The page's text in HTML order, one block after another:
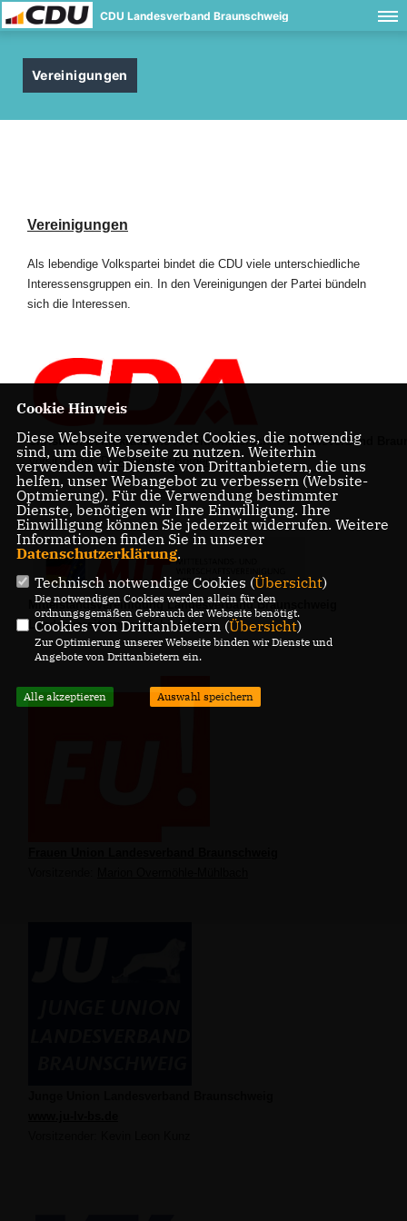
CDU Landesverband Braunschweig
Vereinigungen
Vereinigungen
Als lebendige Volkspartei bindet die CDU viele unterschiedliche
Interessensgruppen ein. In den Vereinigungen der Partei bündeln
sich die Interessen.
Christlich Demokratische Arbeitnehmerschaft Landesverband
Vorsitzender:Dr. Alexander Börger
Mittelstandsvereinigung Landesverband Braunschweig
Landesvorsitzender: Tobias Bopp
Cookie Hinweis
Diese Webseite verwendet Cookies, die notwendig
sind, um die Webseite zu nutzen. Weiterhin
verwenden wir Dienste von Drittanbietern, die uns
helfen, unser Webangebot zu verbessern (Website-
Optmierung). Für die Verwendung bestimmter
Dienste, benötigen wir Ihre Einwilligung. Ihre
Einwilligung können Sie jederzeit widerrufen. Weitere
Informationen finden Sie in unserer
Datenschutzerklärung.
Technisch notwendige Cookies (Übersicht)
Die notwendigen Cookies werden allein für den
ordnungsgemäßen Gebrauch der Webseite benötigt.
Cookies von Drittanbietern (Übersicht)
Zur Optimierung unserer Webseite binden wir Dienste und
Angebote von Drittanbietern ein.
Alle akzeptieren Auswahl speichern